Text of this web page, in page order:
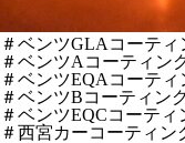
＃ベンツGLAコーティ
＃ベンツAコーティン
＃ベンツEQAコーティ
＃ベンツBコーティン
＃ベンツEQCコーティ
＃西宮カーコーティン